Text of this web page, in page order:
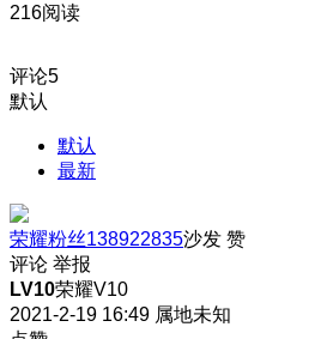
216阅读
评论5
默认
默认
最新
荣耀粉丝138922835沙发 赞
评论 举报
LV10荣耀V10
2021-2-19 16:49 属地未知